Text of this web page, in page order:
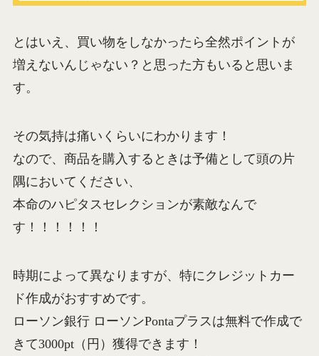
とはいえ、買い物をしなかったら全然ポイントが
増えないんじゃない？と思った方もいると思いま
す。
その気持は痛いくらいにわかります！
なので、商品を購入するときは予備として頭の片
隅においてください、
本命のハピタスセレクションが素敵なんで
す！！！！！！
時期によって異なりますが、特にクレジットカー
ド作成がおすすめです。
ローソン銀行 ローソンPontaプラスは無料で作成で
きて3000pt（円）獲得できます！